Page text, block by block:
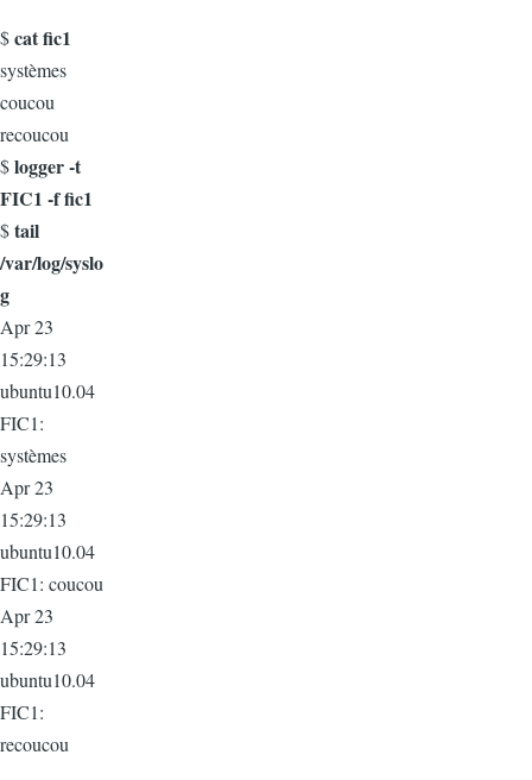
$cat fic1
systèmes
coucou
recoucou
$logger -t
FIC1 -f fic1
$tail
/var/log/syslo
g
Apr 23
15:29:13
ubuntu10.04
FIC1:
systèmes
Apr 23
15:29:13
ubuntu10.04
FIC1: coucou
Apr 23
15:29:13
ubuntu10.04
FIC1:
recoucou